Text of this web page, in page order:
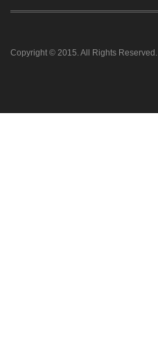
Copyright © 2015. All Rights Reserved.